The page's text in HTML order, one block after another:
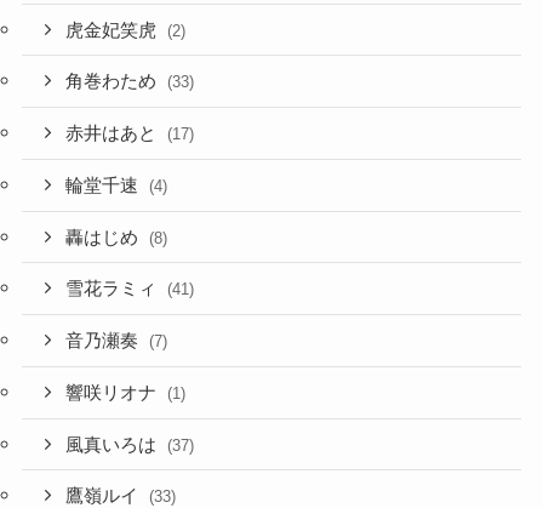
虎金妃笑虎 (2)
角巻わため (33)
赤井はあと (17)
輪堂千速 (4)
轟はじめ (8)
雪花ラミィ (41)
音乃瀬奏 (7)
響咲リオナ (1)
風真いろは (37)
鷹嶺ルイ (33)